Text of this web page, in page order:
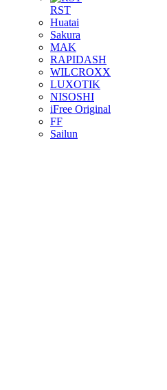
RST
Huatai
Sakura
MAK
RAPIDASH
WILCROXX
LUXOTIK
NISOSHI
iFree Original
FF
Sailun